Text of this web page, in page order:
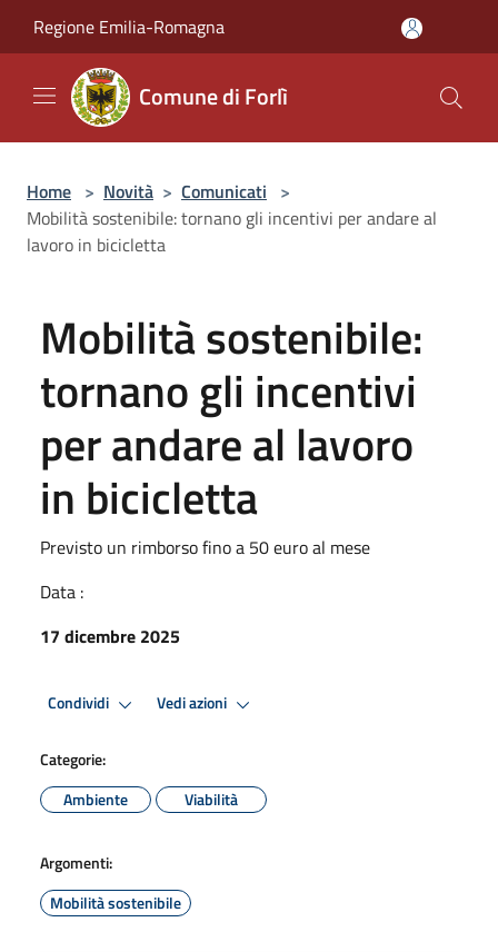
Regione Emilia-Romagna
Comune di Forlì
Home > Novità > Comunicati >
Mobilità sostenibile: tornano gli incentivi per andare al
lavoro in bicicletta
Mobilità sostenibile:
tornano gli incentivi
per andare al lavoro
in bicicletta
Previsto un rimborso fino a 50 euro al mese
Data :
17 dicembre 2025
Condividi Vedi azioni
Categorie:
Ambiente
Viabilità
Argomenti:
Mobilità sostenibile